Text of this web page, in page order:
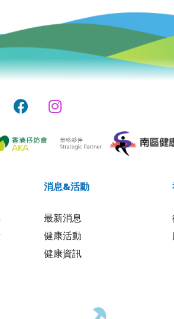
消息&活動
最新消息
健康活動
健康資訊